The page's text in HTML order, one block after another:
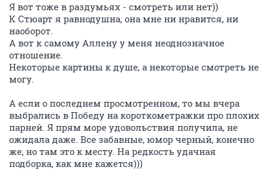
Я вот тоже в раздумьях - смотреть или нет))
К Стюарт я равнодушна, она мне ни нравится, ни
наоборот.
А вот к самому Аллену у меня неоднозначное
отношение.
Некоторые картины к душе, а некоторые смотреть не
могу.
А если о последнем просмотренном, то мы вчера
выбрались в Победу на короткометражки про плохих
парней. Я прям море удовольствия получила, не
ожидала даже. Все забавные, юмор черный, конечно
же, но там это к месту. На редкость удачная
подборка, как мне кажется)))